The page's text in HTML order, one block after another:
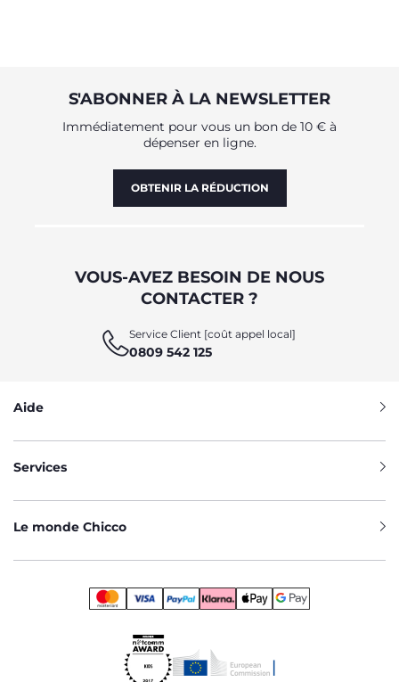
S'ABONNER À LA NEWSLETTER
Immédiatement pour vous un bon de 10 € à
dépenser en ligne.
OBTENIR LA RÉDUCTION
VOUS-AVEZ BESOIN DE NOUS
CONTACTER ?
Service Client [coût appel local]
0809 542 125
Aide
Services
Le monde Chicco